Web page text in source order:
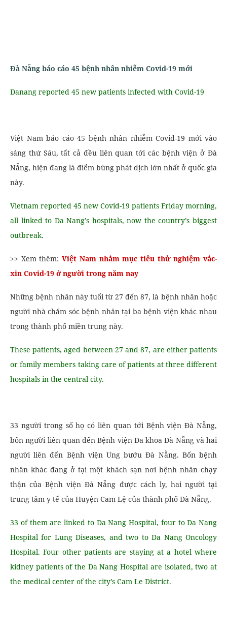
Đà Nẵng báo cáo 45 bệnh nhân nhiễm Covid-19 mới
Danang reported 45 new patients infected with Covid-19
Việt Nam báo cáo 45 bệnh nhân nhiễm Covid-19 mới vào
sáng thứ Sáu, tất cả đều liên quan tới các bệnh viện ở Đà
Nẵng, hiện đang là điểm bùng phát dịch lớn nhất ở quốc gia
này.
Vietnam reported 45 new Covid-19 patients Friday morning,
all linked to Da Nang’s hospitals, now the country’s biggest
outbreak.
>> Xem thêm:Việt Nam nhắm mục tiêu thử nghiệm vắc-
xin Covid-19 ở người trong năm nay
Những bệnh nhân này tuổi từ 27 đến 87, là bệnh nhân hoặc
người nhà chăm sóc bệnh nhân tại ba bệnh viện khác nhau
trong thành phố miền trung này.
These patients, aged between 27 and 87, are either patients
or family members taking care of patients at three different
hospitals in the central city.
33 người trong số họ có liên quan tới Bệnh viện Đà Nẵng,
bốn người liên quan đến Bệnh viện Đa khoa Đà Nẵng và hai
người liên đến Bệnh viện Ung bướu Đà Nẵng. Bốn bệnh
nhân khác đang ở tại một khách sạn nơi bệnh nhân chạy
thận của Bệnh viện Đà Nẵng được cách ly, hai người tại
trung tâm y tế của Huyện Cam Lệ của thành phố Đà Nẵng.
33 of them are linked to Da Nang Hospital, four to Da Nang
Hospital for Lung Diseases, and two to Da Nang Oncology
Hospital. Four other patients are staying at a hotel where
kidney patients of the Da Nang Hospital are isolated, two at
the medical center of the city’s Cam Le District.